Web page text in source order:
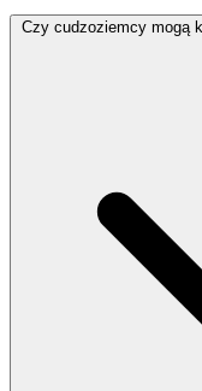
Czy cudzoziemcy mogą